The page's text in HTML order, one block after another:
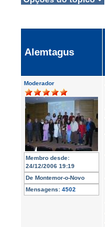
Alemtagus
Moderador
Membro desde:
24/12/2006 19:19
De Montemor-o-Novo
Mensagens: 4502